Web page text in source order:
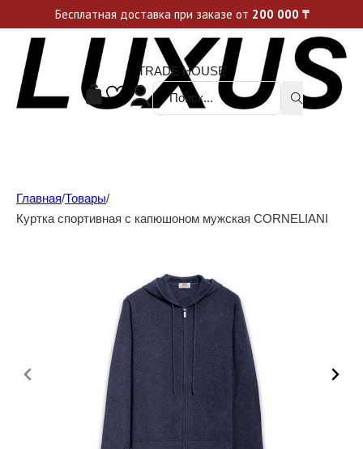
Уникальные акции и спецпредложения каждую неделю, не пропусти свой шанс
TRADE HOUSE
Поиск ...
Главная/Товары/
Куртка спортивная с капюшоном мужская CORNELIANI
Бесплатная доставка при заказе от 200 000 ₸